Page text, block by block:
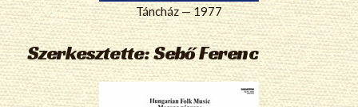
Táncház — 1977
Szerkesztette: Sebő Ferenc